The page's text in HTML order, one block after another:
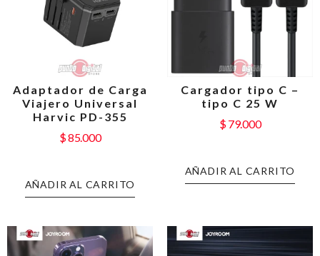
Adaptador de Carga
Viajero Universal
Harvic PD-355
$85.000
AÑADIR AL CARRITO
Cargador tipo C –
tipo C 25 W
$79.000
AÑADIR AL CARRITO